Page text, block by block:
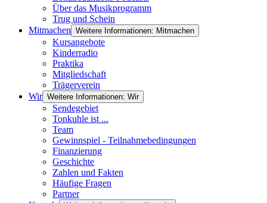
Über das Musikprogramm
Trug und Schein
Mitmachen Weitere Informationen: Mitmachen
Kursangebote
Kinderradio
Praktika
Mitgliedschaft
Trägerverein
Wir Weitere Informationen: Wir
Sendegebiet
Tonkuhle ist ...
Team
Gewinnspiel - Teilnahmebedingungen
Finanzierung
Geschichte
Zahlen und Fakten
Häufige Fragen
Partner